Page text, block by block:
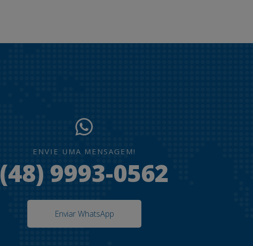
ENVIE UMA MENSAGEM!
(48) 9993-0562
Enviar WhatsApp